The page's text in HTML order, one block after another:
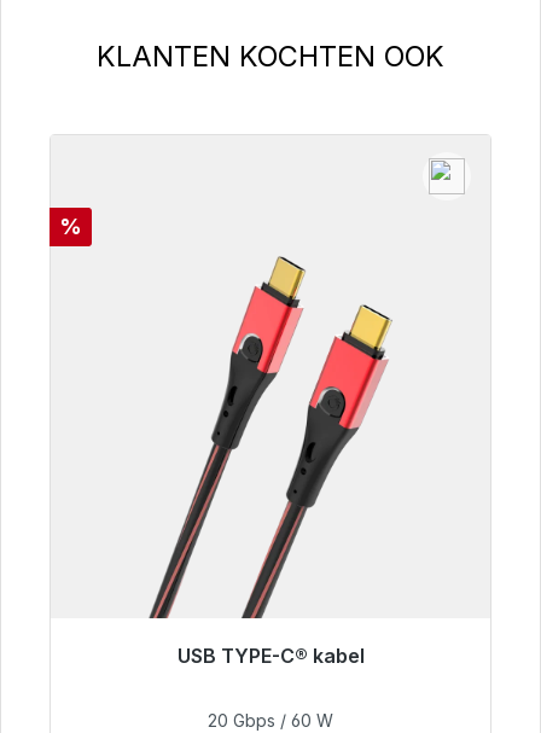
Productgalerij overslaan
KLANTEN KOCHTEN OOK
Korting
%
USB TYPE-C® kabel
48 uur*
20 Gbps / 60 W